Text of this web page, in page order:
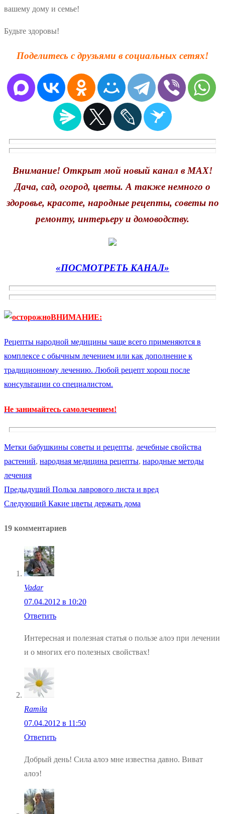
вашему дому и семье!
Будьте здоровы!
Поделитесь с друзьями в социальных сетях!
Внимание! Открыт мой новый канал в MAX!
Дача, сад, огород, цветы. А также немного о
здоровье, красоте, народные рецепты, советы по
ремонту, интерьеру и домоводству.
«ПОСМОТРЕТЬ КАНАЛ»
ВНИМАНИЕ:
Рецепты народной медицины чаще всего применяются в
комплексе с обычным лечением или как дополнение к
традиционному лечению. Любой рецепт хорош после
консультации со специалистом.
Не занимайтесь самолечением!
Метки бабушкины советы и рецепты, лечебные свойства
растений, народная медицина рецепты, народные методы
лечения
Навигация
записям
Предыдущий Предыдущая
запись:
Польза лаврового листа и вред
Следующий Следующая
Какие цветы держать дома
19 комментариев
Vadar
07.04.2012 в 10:20
Ответить
Интересная и полезная статья о пользе алоэ при лечении
и о многих его полезных свойствах!
Ramila
07.04.2012 в 11:50
Ответить
Добрый день! Сила алоэ мне известна давно. Виват
алоэ!